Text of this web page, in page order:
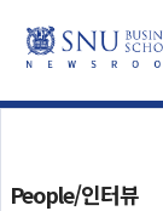
People/인터뷰